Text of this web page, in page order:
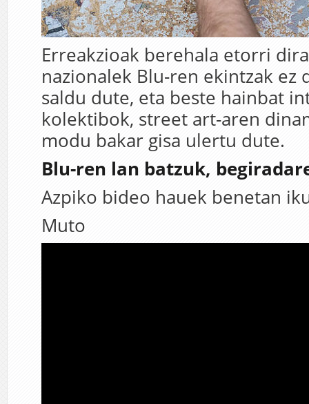
Erreakzioak berehala etorri
nazionalek Blu-ren ekintzak ez
saldu dute, eta beste hainbat
kolektibok, street art-aren
modu bakar gisa ulertu dute.
Blu-ren lan batzuk,
Azpiko bideo hauek benetan
Muto